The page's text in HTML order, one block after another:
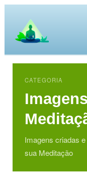
CATEGORIA
Imagens criadas
sua Meditação